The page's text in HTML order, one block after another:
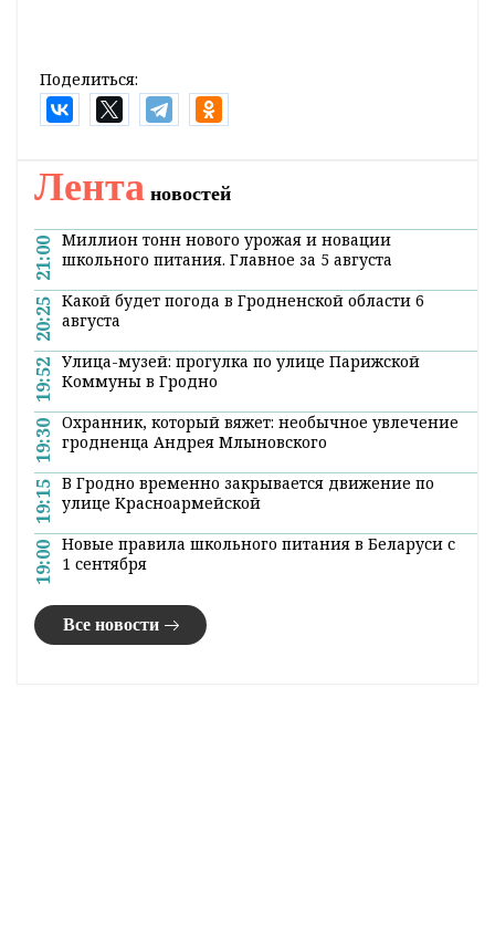
Поделиться:
Лента новостей
21:00 Миллион тонн нового урожая и новации
школьного питания. Главное за 5 августа
20:25 Какой будет погода в Гродненской области 6
августа
19:52 Улица-музей: прогулка по улице Парижской
Коммуны в Гродно
19:30 Охранник, который вяжет: необычное увлечение
гродненца Андрея Млыновского
19:15 В Гродно временно закрывается движение по
улице Красноармейской
19:00 Новые правила школьного питания в Беларуси с
1 сентября
Все новости